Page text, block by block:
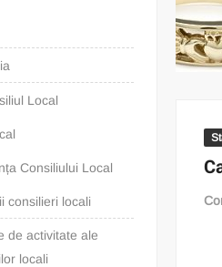
Local
Consiliului Local
consilieri locali
de activitate ale
locali